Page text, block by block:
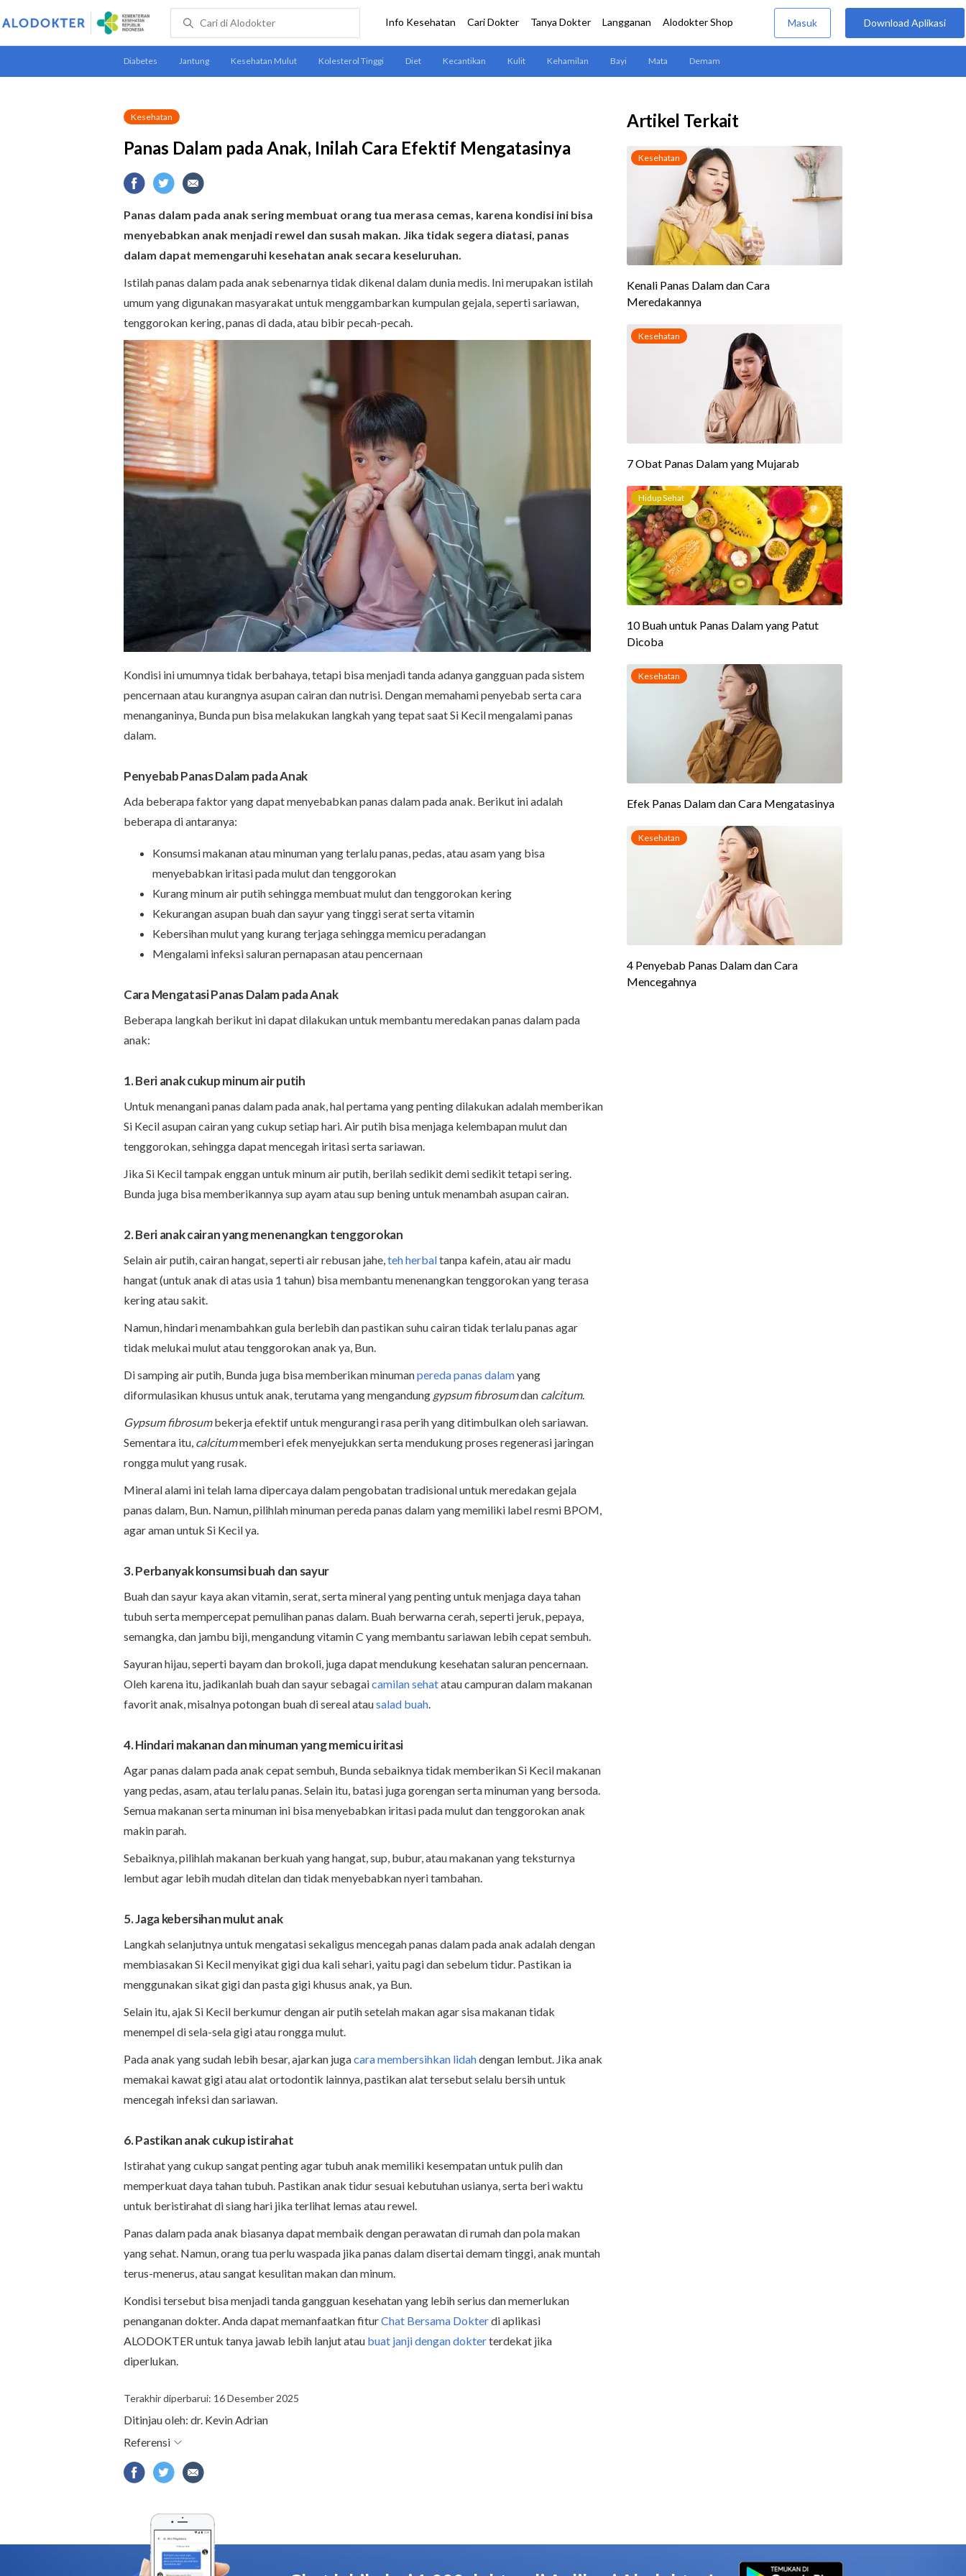
Kesehatan
Panas Dalam pada Anak, Inilah Cara Efektif Mengatasinya
Panas dalam pada anak sering membuat orang tua merasa cemas, karena kondisi ini bisa
menyebabkan anak menjadi rewel dan susah makan. Jika tidak segera diatasi, panas
dalam dapat memengaruhi kesehatan anak secara keseluruhan.
Istilah panas dalam pada anak sebenarnya tidak dikenal dalam dunia medis. Ini merupakan istilah
umum yang digunakan masyarakat untuk menggambarkan kumpulan gejala, seperti sariawan,
tenggorokan kering, panas di dada, atau bibir pecah-pecah.
Kondisi ini umumnya tidak berbahaya, tetapi bisa menjadi tanda adanya gangguan pada sistem
pencernaan atau kurangnya asupan cairan dan nutrisi. Dengan memahami penyebab serta cara
menanganinya, Bunda pun bisa melakukan langkah yang tepat saat Si Kecil mengalami panas
dalam.
Penyebab Panas Dalam pada Anak
Ada beberapa faktor yang dapat menyebabkan panas dalam pada anak. Berikut ini adalah
beberapa di antaranya:
Konsumsi makanan atau minuman yang terlalu panas, pedas, atau asam yang bisa
menyebabkan iritasi pada mulut dan tenggorokan
Kurang minum air putih sehingga membuat mulut dan tenggorokan kering
Kekurangan asupan buah dan sayur yang tinggi serat serta vitamin
Kebersihan mulut yang kurang terjaga sehingga memicu peradangan
Mengalami infeksi saluran pernapasan atau pencernaan
Cara Mengatasi Panas Dalam pada Anak
Beberapa langkah berikut ini dapat dilakukan untuk membantu meredakan panas dalam pada
anak:
1. Beri anak cukup minum air putih
Untuk menangani panas dalam pada anak, hal pertama yang penting dilakukan adalah memberikan
Si Kecil asupan cairan yang cukup setiap hari. Air putih bisa menjaga kelembapan mulut dan
tenggorokan, sehingga dapat mencegah iritasi serta sariawan.
Jika Si Kecil tampak enggan untuk minum air putih, berilah sedikit demi sedikit tetapi sering.
Bunda juga bisa memberikannya sup ayam atau sup bening untuk menambah asupan cairan.
2. Beri anak cairan yang menenangkan tenggorokan
Selain air putih, cairan hangat, seperti air rebusan jahe,teh herbaltanpa kafein, atau air madu
hangat (untuk anak di atas usia 1 tahun) bisa membantu menenangkan tenggorokan yang terasa
kering atau sakit.
Namun, hindari menambahkan gula berlebih dan pastikan suhu cairan tidak terlalu panas agar
tidak melukai mulut atau tenggorokan anak ya, Bun.
Di samping air putih, Bunda juga bisa memberikan minumanpereda panas dalamyang
diformulasikan khusus untuk anak, terutama yang mengandung gypsum fibrosumdan calcitum.
Gypsum fibrosumbekerja efektif untuk mengurangi rasa perih yang ditimbulkan oleh sariawan.
Sementara itu, calcitummemberi efek menyejukkan serta mendukung proses regenerasi jaringan
rongga mulut yang rusak.
Mineral alami ini telah lama dipercaya dalam pengobatan tradisional untuk meredakan gejala
panas dalam, Bun. Namun, pilihlah minuman pereda panas dalam yang memiliki label resmi BPOM,
agar aman untuk Si Kecil ya.
3. Perbanyak konsumsi buah dan sayur
Buah dan sayur kaya akan vitamin, serat, serta mineral yang penting untuk menjaga daya tahan
tubuh serta mempercepat pemulihan panas dalam. Buah berwarna cerah, seperti jeruk, pepaya,
semangka, dan jambu biji, mengandung vitamin C yang membantu sariawan lebih cepat sembuh.
Sayuran hijau, seperti bayam dan brokoli, juga dapat mendukung kesehatan saluran pencernaan.
Oleh karena itu, jadikanlah buah dan sayur sebagaicamilan sehatatau campuran dalam makanan
favorit anak, misalnya potongan buah di sereal atausalad buah.
4. Hindari makanan dan minuman yang memicu iritasi
Agar panas dalam pada anak cepat sembuh, Bunda sebaiknya tidak memberikan Si Kecil makanan
yang pedas, asam, atau terlalu panas. Selain itu, batasi juga gorengan serta minuman yang bersoda.
Semua makanan serta minuman ini bisa menyebabkan iritasi pada mulut dan tenggorokan anak
makin parah.
Sebaiknya, pilihlah makanan berkuah yang hangat, sup, bubur, atau makanan yang teksturnya
lembut agar lebih mudah ditelan dan tidak menyebabkan nyeri tambahan.
5. Jaga kebersihan mulut anak
Langkah selanjutnya untuk mengatasi sekaligus mencegah panas dalam pada anak adalah dengan
membiasakan Si Kecil menyikat gigi dua kali sehari, yaitu pagi dan sebelum tidur. Pastikan ia
menggunakan sikat gigi dan pasta gigi khusus anak, ya Bun.
Selain itu, ajak Si Kecil berkumur dengan air putih setelah makan agar sisa makanan tidak
menempel di sela-sela gigi atau rongga mulut.
Pada anak yang sudah lebih besar, ajarkan jugacara membersihkan lidahdengan lembut. Jika anak
memakai kawat gigi atau alat ortodontik lainnya, pastikan alat tersebut selalu bersih untuk
mencegah infeksi dan sariawan.
6. Pastikan anak cukup istirahat
Istirahat yang cukup sangat penting agar tubuh anak memiliki kesempatan untuk pulih dan
memperkuat daya tahan tubuh. Pastikan anak tidur sesuai kebutuhan usianya, serta beri waktu
untuk beristirahat di siang hari jika terlihat lemas atau rewel.
Panas dalam pada anak biasanya dapat membaik dengan perawatan di rumah dan pola makan
yang sehat. Namun, orang tua perlu waspada jika panas dalam disertai demam tinggi, anak muntah
terus-menerus, atau sangat kesulitan makan dan minum.
Kondisi tersebut bisa menjadi tanda gangguan kesehatan yang lebih serius dan memerlukan
penanganan dokter. Anda dapat memanfaatkan fiturChat Bersama Dokterdi aplikasi
ALODOKTER untuk tanya jawab lebih lanjut atau buat janji dengan dokterterdekat jika
diperlukan.
Terakhir diperbarui: 16 Desember 2025
Artikel Terkait